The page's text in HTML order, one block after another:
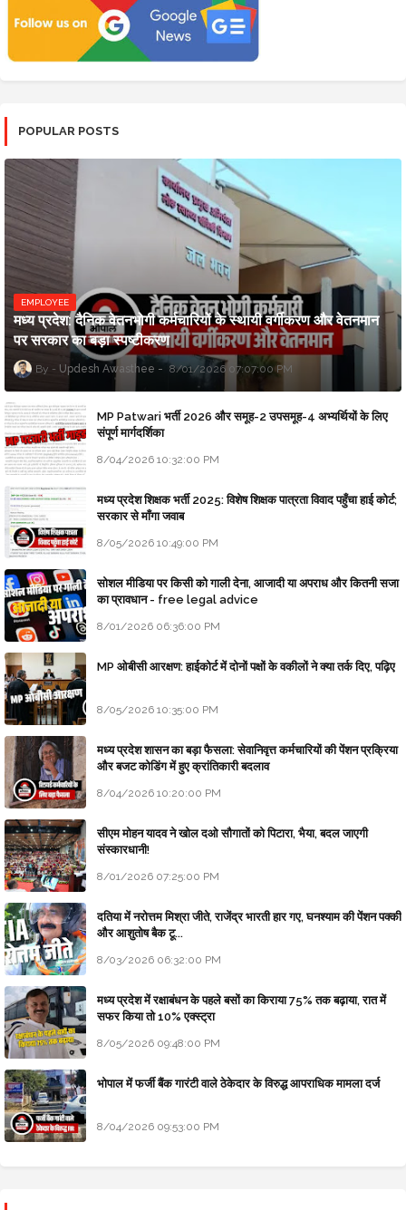
POPULAR POSTS
EMPLOYEE
मध्य प्रदेश: दैनिक वेतनभोगी कर्मचारियों के स्थायी वर्गीकरण और वेतनमान
पर सरकार का बड़ा स्पष्टीकरण
Updesh Awasthee 8/01/2026 07:07:00 PM
MP Patwari भर्ती 2026 और समूह-2 उपसमूह-4 अभ्यर्थियों के लिए
संपूर्ण मार्गदर्शिका
8/04/2026 10:32:00 PM
मध्य प्रदेश शिक्षक भर्ती 2025: विशेष शिक्षक पात्रता विवाद पहुँचा हाई कोर्ट;
सरकार से माँगा जवाब
8/05/2026 10:49:00 PM
सोशल मीडिया पर किसी को गाली देना, आजादी या अपराध और कितनी सजा
का प्रावधान - free legal advice
8/01/2026 06:36:00 PM
MP ओबीसी आरक्षण: हाईकोर्ट में दोनों पक्षों के वकीलों ने क्या तर्क दिए, पढ़िए
8/05/2026 10:35:00 PM
मध्य प्रदेश शासन का बड़ा फैसला: सेवानिवृत्त कर्मचारियों की पेंशन प्रक्रिया
और बजट कोडिंग में हुए क्रांतिकारी बदलाव
8/04/2026 10:20:00 PM
सीएम मोहन यादव ने खोल दओ सौगातों को पिटारा, भैया, बदल जाएगी
संस्कारधानी!
8/01/2026 07:25:00 PM
दतिया में नरोत्तम मिश्रा जीते, राजेंद्र भारती हार गए, घनश्याम की पेंशन पक्की
और आशुतोष बैक टू...
8/03/2026 06:32:00 PM
मध्य प्रदेश में रक्षाबंधन के पहले बसों का किराया 75% तक बढ़ाया, रात में
सफर किया तो 10% एक्स्ट्रा
8/05/2026 09:48:00 PM
भोपाल में फर्जी बैंक गारंटी वाले ठेकेदार के विरुद्ध आपराधिक मामला दर्ज
8/04/2026 09:53:00 PM